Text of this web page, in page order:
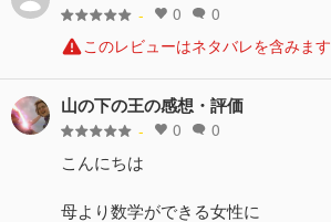
- 0 0
このレビューはネタバレを含みます
山の下の王の感想・評価
- 0 0
こんにちは
母より数学ができる女性に